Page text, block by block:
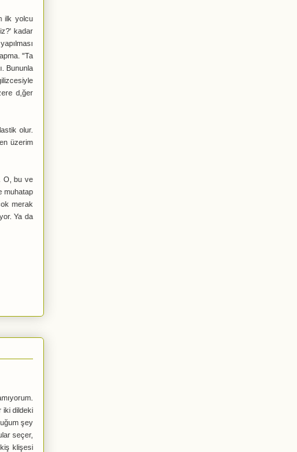
ilk yolcu
kadar
"Ta
Bununla
d,ğer
olur.
üzerim
O, bu ve
muhatap
merak
Ya da
iki dildeki
şey
seçer,
klişesi